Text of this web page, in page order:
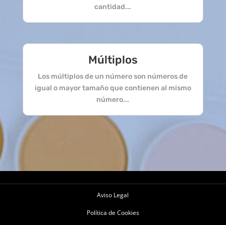
cantidad...
Múltiplos
Los múltiplos de un número son números de
igual o mayor tamaño que contienen al mismo
número...
Aviso Legal
Política de Cookies